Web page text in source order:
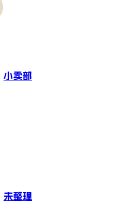
小卖部
未整理